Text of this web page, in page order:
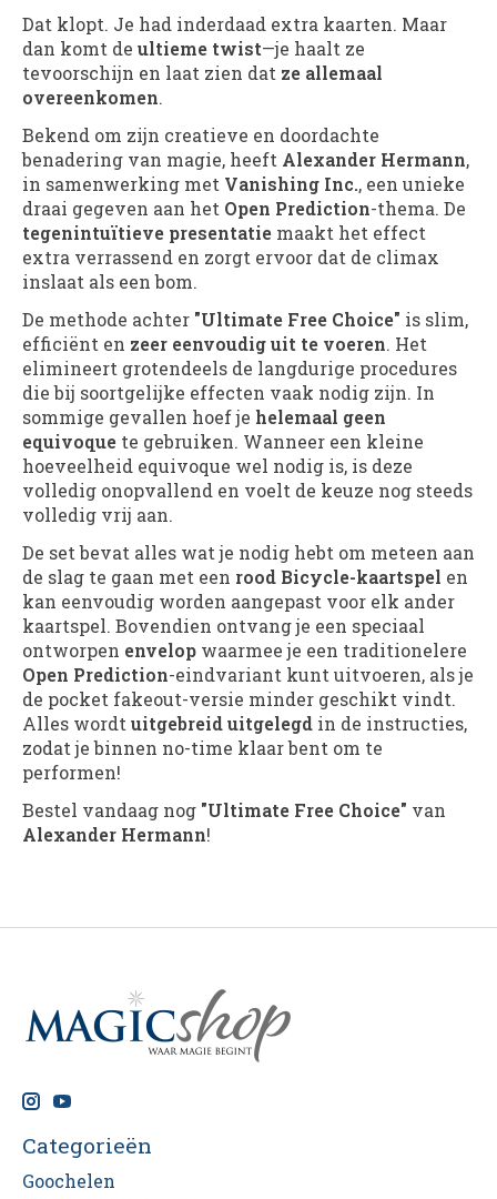
Dat klopt. Je had inderdaad extra kaarten. Maar
dan komt de ultieme twist—je haalt ze
tevoorschijn en laat zien dat ze allemaal
overeenkomen.
Bekend om zijn creatieve en doordachte
benadering van magie, heeft Alexander Hermann,
in samenwerking met Vanishing Inc., een unieke
draai gegeven aan het Open Prediction-thema. De
tegenintuïtieve presentatie maakt het effect
extra verrassend en zorgt ervoor dat de climax
inslaat als een bom.
De methode achter "Ultimate Free Choice" is slim,
efficiënt en zeer eenvoudig uit te voeren. Het
elimineert grotendeels de langdurige procedures
die bij soortgelijke effecten vaak nodig zijn. In
sommige gevallen hoef je helemaal geen
equivoque te gebruiken. Wanneer een kleine
hoeveelheid equivoque wel nodig is, is deze
volledig onopvallend en voelt de keuze nog steeds
volledig vrij aan.
De set bevat alles wat je nodig hebt om meteen aan
de slag te gaan met een rood Bicycle-kaartspel en
kan eenvoudig worden aangepast voor elk ander
kaartspel. Bovendien ontvang je een speciaal
ontworpen envelop waarmee je een traditionelere
Open Prediction-eindvariant kunt uitvoeren, als je
de pocket fakeout-versie minder geschikt vindt.
Alles wordtuitgebreid uitgelegd in de instructies,
zodat je binnen no-time klaar bent om te
performen!
Bestel vandaag nog "Ultimate Free Choice" van
Alexander Hermann!
Categorieën
Goochelen